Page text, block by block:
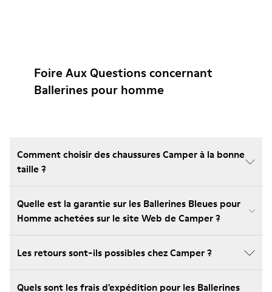
Foire Aux Questions concernant
Ballerines pour homme
Comment choisir des chaussures Camper à la bonne
taille ?
Quelle est la garantie sur les Ballerines Bleues pour
Homme achetées sur le site Web de Camper ?
Les retours sont-ils possibles chez Camper ?
Quels sont les frais d'expédition pour les Ballerines